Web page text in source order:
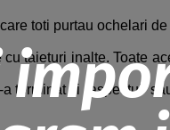
toti purtau ochelari
taieturi inalte. Toate
terminat si „aspectul”